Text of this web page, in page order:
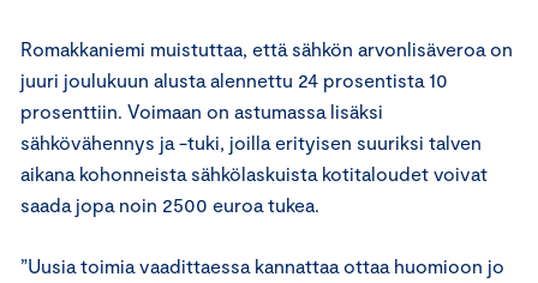
Romakkaniemi muistuttaa, että sähkön arvonlisäveroa on
juuri joulukuun alusta alennettu 24 prosentista 10
prosenttiin. Voimaan on astumassa lisäksi
sähkövähennys ja -tuki, joilla erityisen suuriksi talven
aikana kohonneista sähkölaskuista kotitaloudet voivat
saada jopa noin 2500 euroa tukea.
”Uusia toimia vaadittaessa kannattaa ottaa huomioon jo